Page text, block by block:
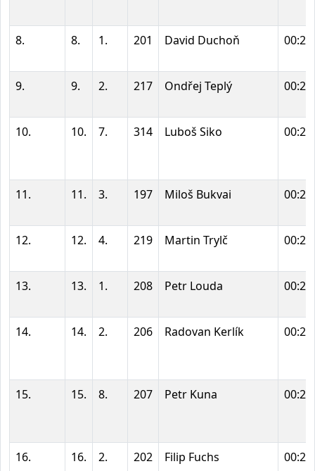
8. 8. 1. 201 David Duchoň
9. 9. 2. 217 Ondřej Teplý
10. 10. 7. 314 Luboš Siko
11. 11. 3. 197 Miloš Bukvai
12. 12. 4. 219 Martin Trylč
13. 13. 1. 208 Petr Louda
14. 14. 2. 206 Radovan Kerlík
15. 15. 8. 207 Petr Kuna
16. 16. 2. 202 Filip Fuchs